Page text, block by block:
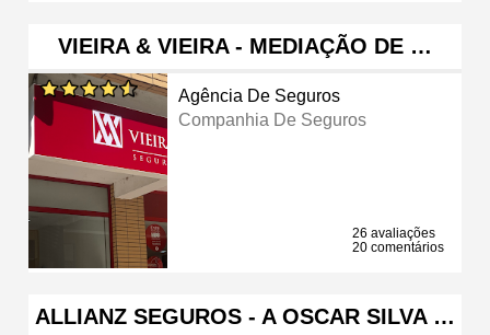
VIEIRA & VIEIRA - MEDIAÇÃO DE …
Agência De Seguros
Companhia De Seguros
26 avaliações
20 comentários
ALLIANZ SEGUROS - A OSCAR SILVA …